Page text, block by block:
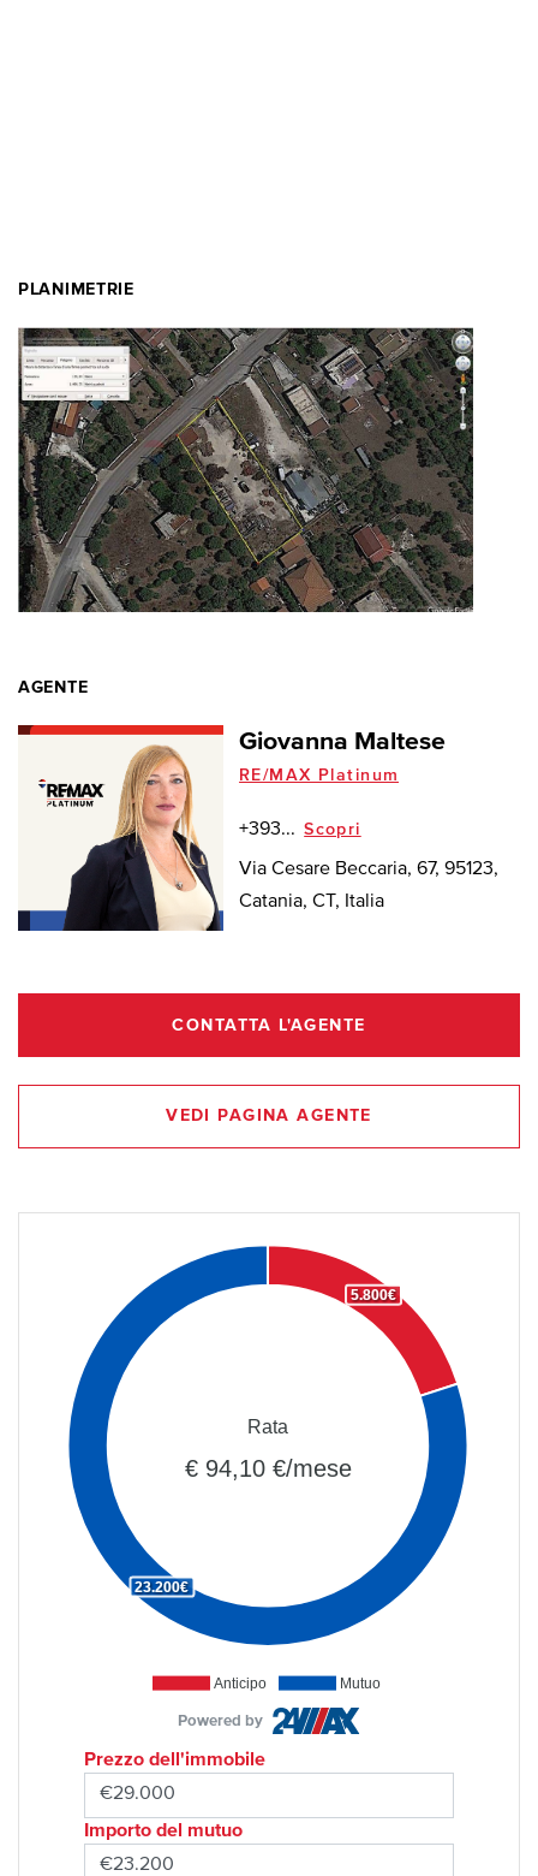
PLANIMETRIE
AGENTE
Giovanna Maltese
RE/MAX Platinum
+393... Scopri
Via Cesare Beccaria, 67, 95123,
Catania, CT, Italia
CONTATTA L'AGENTE
VEDI PAGINA AGENTE
Anticipo Mutuo
5.800€
23.200€
Rata
€ 94,10 €/mese
Powered by
Prezzo dell'immobile
Importo del mutuo